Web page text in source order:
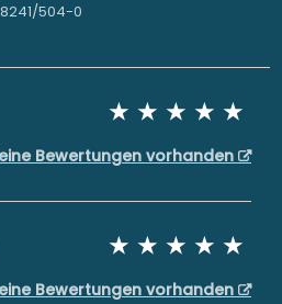
504-0
Bewertungen vorhanden
Bewertungen vorhanden